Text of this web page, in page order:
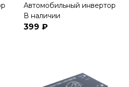
Автомобильный инвертор
В наличии
399 ₽